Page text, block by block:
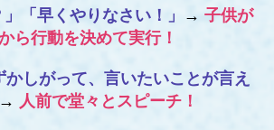
」「早くやりなさい！」 → 子供が
ら行動を決めて実行！
かしがって、言いたいことが言え
→ 人前で堂々とスピーチ！